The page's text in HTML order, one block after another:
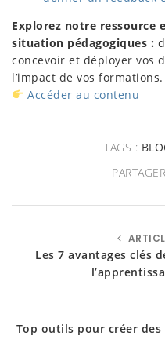
Explorez notre ressource
situation pédagogiques :
concevoir et déployer vos
l’impact de vos formations.
Accéder au contenu
TAGS :
Les 7 avantages clés
Top outils pour créer